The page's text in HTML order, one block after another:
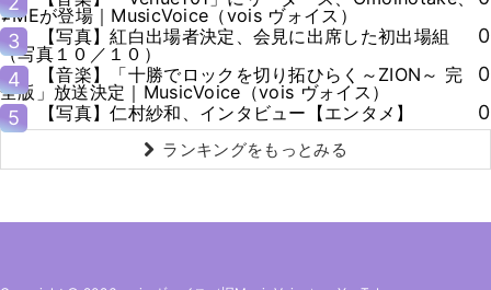
≠MEが登場｜MusicVoice（vois ヴォイス）
3
【写真】紅白出場者決定、会見に出席した初出場組
（写真１０／１０）
0
4
【音楽】「十勝でロックを切り拓ひらく～ZION～ 完
全版」放送決定｜MusicVoice（vois ヴォイス）
0
5
【写真】仁村紗和、インタビュー【エンタメ】 0
ランキングをもっとみる